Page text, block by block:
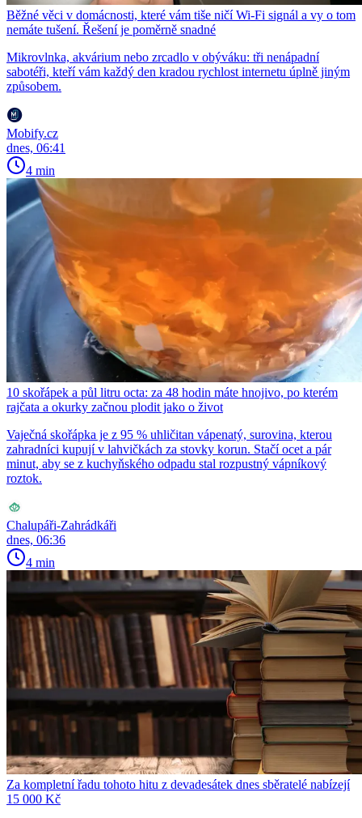
Běžné věci v domácnosti, které vám tiše ničí Wi-Fi signál a vy o tom
nemáte tušení. Řešení je poměrně snadné
Mikrovlnka, akvárium nebo zrcadlo v obýváku: tři nenápadní
sabotéři, kteří vám každý den kradou rychlost internetu úplně jiným
způsobem.
Mobify.cz
dnes, 06:41
4 min
10 skořápek a půl litru octa: za 48 hodin máte hnojivo, po kterém
rajčata a okurky začnou plodit jako o život
Vaječná skořápka je z 95 % uhličitan vápenatý, surovina, kterou
zahradníci kupují v lahvičkách za stovky korun. Stačí ocet a pár
minut, aby se z kuchyňského odpadu stal rozpustný vápníkový
roztok.
Chalupáři-Zahrádkáři
dnes, 06:36
4 min
Za kompletní řadu tohoto hitu z devadesátek dnes sběratelé nabízejí
15 000 Kč